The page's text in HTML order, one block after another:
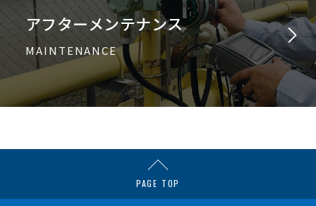
アフターメンテナンス
MAINTENANCE
PAGE TOP